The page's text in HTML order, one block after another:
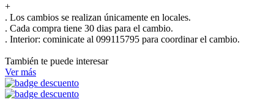
+
. Los cambios se realizan únicamente en locales.
. Cada compra tiene 30 dias para el cambio.
. Interior: cominicate al 099115795 para coordinar el cambio.
También te puede interesar
Ver más